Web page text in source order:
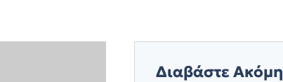
Διαβάστε Ακόμη